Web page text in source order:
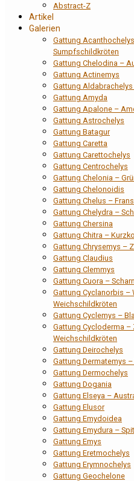
Abstract-Z
Artikel
Galerien
Gattung
Sumpfschildkröten
Gattung Chelodina –
Gattung Actinemys
Gattung
Gattung Amyda
Gattung Apalone –
Gattung Astrochelys
Gattung Batagur
Gattung Caretta
Gattung Carettochelys
Gattung Centrochelys
Gattung Chelonia –
Gattung Chelonoidis
Gattung Chelus –
Gattung Chelydra –
Gattung Chersina
Gattung Chitra –
Gattung Chrysemys –
Gattung Claudius
Gattung Clemmys
Gattung Cuora –
Gattung Cyclanorbis –
Weichschildkröten
Gattung Cyclemys –
Gattung Cycloderma
Weichschildkröten
Gattung Deirochelys
Gattung Dermatemys
Gattung Dermochelys
Gattung Dogania
Gattung Elseya –
Gattung Elusor
Gattung Emydoidea
Gattung Emydura –
Gattung Emys
Gattung Eretmochelys
Gattung Erymnochelys
Gattung Geochelone